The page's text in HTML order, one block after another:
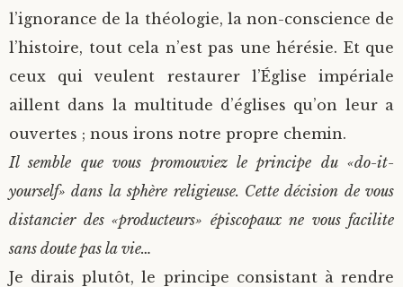
l’ignorance de la théologie, la non-conscience de
l’histoire, tout cela n’est pas une hérésie. Et que
ceux qui veulent restaurer l’Église impériale
aillent dans la multitude d’églises qu’on leur a
ouvertes ; nous irons notre propre chemin.
Il semble que vous promouviez le principe du «do-it-
yourself» dans la sphère religieuse. Cette décision de vous
distancier des «producteurs» épiscopaux ne vous facilite
sans doute pas la vie…
Je dirais plutôt, le principe consistant à rendre